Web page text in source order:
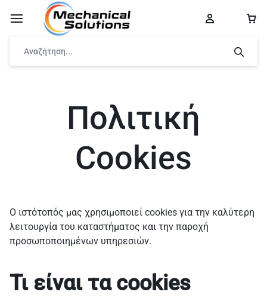
Πολιτική
Cookies
Ο ιστότοπός μας χρησιμοποιεί cookies για την καλύτερη
λειτουργία του καταστήματος και την παροχή
προσωποποιημένων υπηρεσιών.
Τι είναι τα cookies